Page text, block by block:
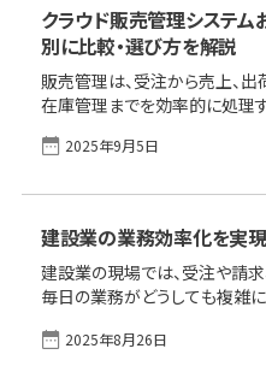
簿上は黒字でも資金が足りなく
あります。 本記事では、売掛金
実務の流れ、つまずきやすいポイ
Excelとシステムの使い分けや
び方まで、実務で本当に役立つ
しました。日々の資金繰りや管
安や手間を感じている方は、ぜ
クラウド販売管理システ
別に比較・選び方を解説
販売管理は、受注から売上、出
在庫管理までを効率的に処理
のパッケージソフトやExcelに
対応、テレワークの普及を背景
需要が昨今急速に高まってい
は、クラウド型販売管理シス
中小企業、情報システム部門
分けて紹介。それぞれの課題
デメリット、効果、失敗しないた
2025年9月5日
建設業の業務効率化を実
建設業の現場では、受注や請
毎日の業務がどうしても複雑に
報共有に限界を感じていません
2025年8月26日